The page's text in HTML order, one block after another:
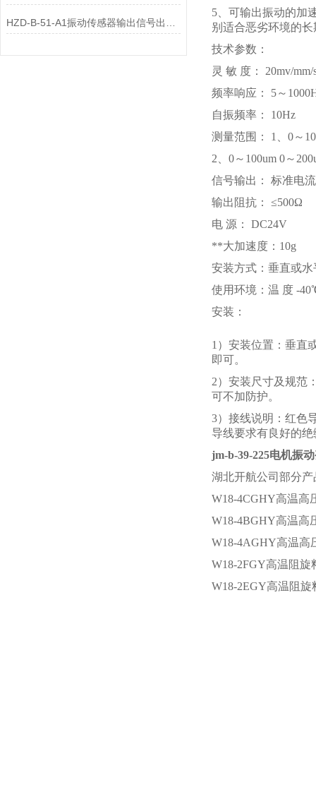
5、可输出振动的加
别适合恶劣环境的
技术参数：
灵 敏 度： 20mv/mm/
频率响应： 5～
自振频率： 10Hz
测量范围： 1、0～
2、0～100um 0～
信号输出： 标准电
输出阻抗： ≤500Ω
电 源： DC24V
**大加速度：10g
安装方式：垂直或
使用环境：温 度 -
安装：
1）安装位置：垂直
即可。
2）安装尺寸及规范
可不加防护。
3）接线说明：红色
导线要求有良好的
jm-b-39-225电机振
湖北开航公司部分产
W18-4CGHY高温高
W18-4BGHY高温高
W18-4AGHY高温高
W18-2FGY高温阻旋
W18-2EGY高温阻旋